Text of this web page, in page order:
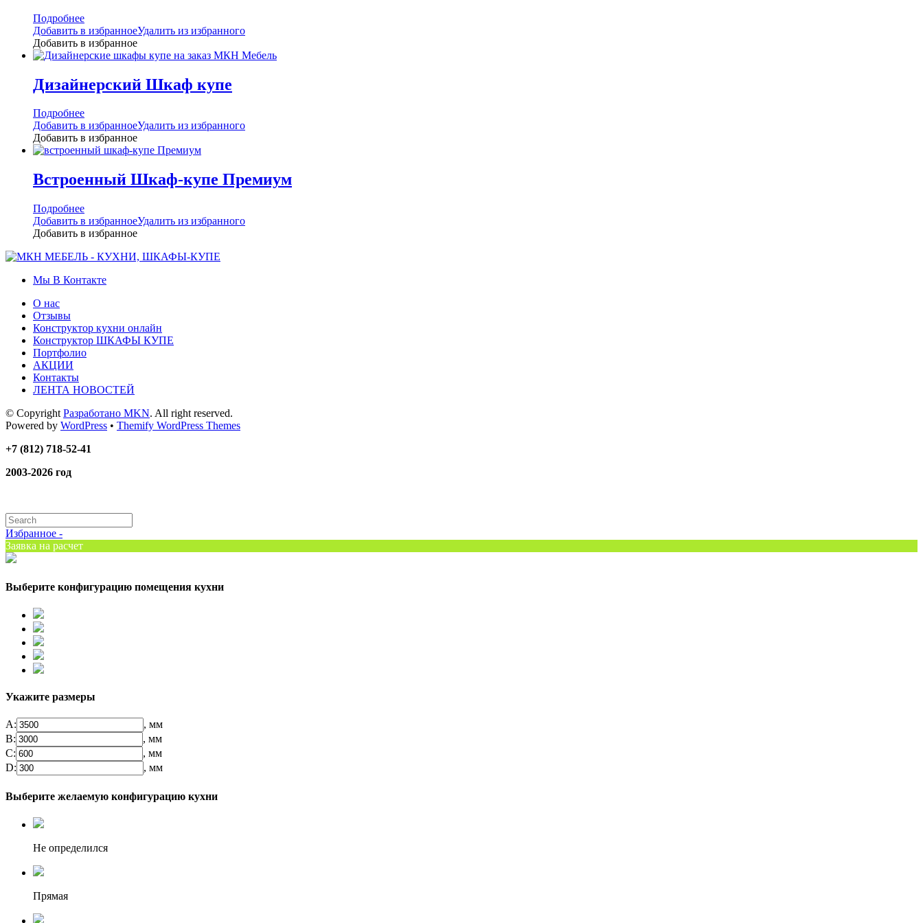
Подробнее
Добавить в избранноеУдалить из избранного
Добавить в избранное
Дизайнерский Шкаф купе
Подробнее
Добавить в избранноеУдалить из избранного
Добавить в избранное
Встроенный Шкаф-купе Премиум
Подробнее
Добавить в избранноеУдалить из избранного
Добавить в избранное
Мы В Контакте
О нас
Отзывы
Конструктор кухни онлайн
Конструктор ШКАФЫ КУПЕ
Портфолио
АКЦИИ
Контакты
ЛЕНТА НОВОСТЕЙ
© Copyright Разработано MKN. All right reserved.
Powered by WordPress • Themify WordPress Themes
+7 (812) 718-52-41
2003-2026 год
Избранное -
Заявка на расчет
Выберите конфигурацию помещения кухни
Укажите размеры
А:
, мм
B:
, мм
C:
, мм
D:
, мм
Выберите желаемую конфигурацию кухни
Не определился
Прямая